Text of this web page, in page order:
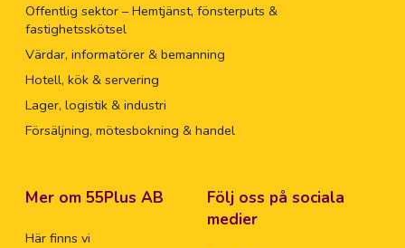
Offentlig sektor – Hemtjänst, fönsterputs &
fastighetsskötsel
Värdar, informatörer & bemanning
Hotell, kök & servering
Lager, logistik & industri
Försäljning, mötesbokning & handel
Mer om 55Plus AB
Här finns vi
Följ oss på sociala
medier